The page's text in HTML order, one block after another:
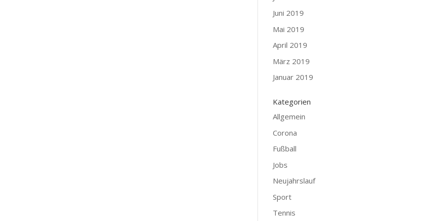
Juni 2019
Mai 2019
April 2019
März 2019
Januar 2019
Kategorien
Allgemein
Corona
Fußball
Jobs
Neujahrslauf
Sport
Tennis